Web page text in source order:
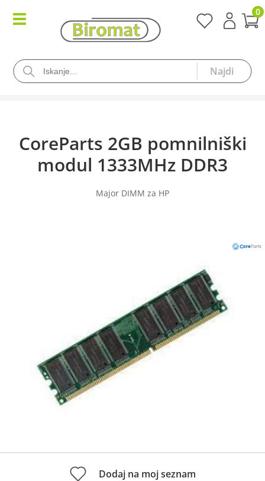
0
CoreParts 2GB pomnilniški
modul 1333MHz DDR3
Major DIMM za HP
Dodaj na moj seznam